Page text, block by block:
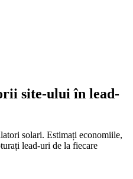
site-ului în lead-
solari. Estimați economiile,
lead-uri de la fiecare